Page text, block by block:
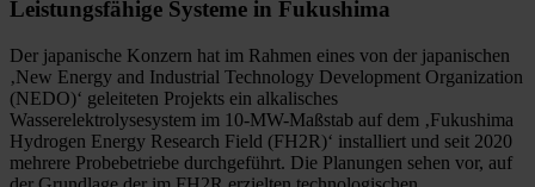
Leistungsfähige Systeme in Fukushima
Der japanische Konzern hat im Rahmen eines von der japanischen
‚New Energy and Industrial Technology Development Organization
(NEDO)‘ geleiteten Projekts ein alkalisches
Wasserelektrolysesystem im 10-MW-Maßstab auf dem ‚Fukushima
Hydrogen Energy Research Field (FH2R)‘ installiert und seit 2020
mehrere Probebetriebe durchgeführt. Die Planungen sehen vor, auf